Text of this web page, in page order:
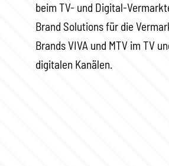
beim TV- und Digital-
Brand Solutions für die
Brands VIVA und MTV im TV
digitalen Kanälen.